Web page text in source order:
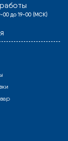
00 до 19-00 (МСК)